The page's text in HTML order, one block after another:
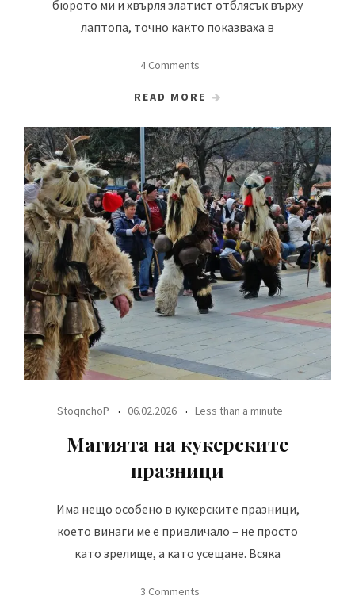
бюрото ми и хвърля златист отблясък върху
лаптопа, точно както показваха в
4 Comments
READ MORE
StoqnchoP 06.02.2026 Less than a minute
Магията на кукерските
празници
Има нещо особено в кукерските празници,
което винаги ме е привличало – не просто
като зрелище, а като усещане. Всяка
3 Comments